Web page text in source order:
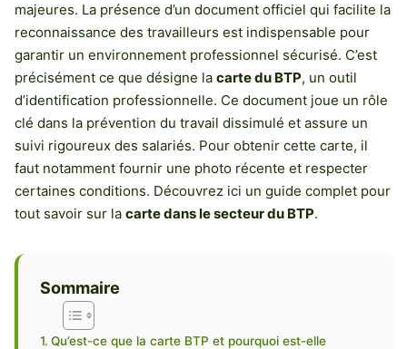
majeures. La présence d’un document officiel qui facilite la
reconnaissance des travailleurs est indispensable pour
garantir un environnement professionnel sécurisé. C’est
précisément ce que désigne la carte du BTP, un outil
d’identification professionnelle. Ce document joue un rôle
clé dans la prévention du travail dissimulé et assure un
suivi rigoureux des salariés. Pour obtenir cette carte, il
faut notamment fournir une photo récente et respecter
certaines conditions. Découvrez ici un guide complet pour
tout savoir sur la carte dans le secteur du BTP.
Sommaire
Qu’est-ce que la carte BTP et pourquoi est-elle